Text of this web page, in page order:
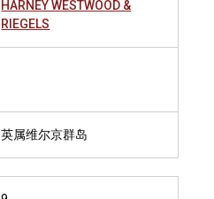
HARNEY WESTWOOD &
RIEGELS
英属维尔京群岛